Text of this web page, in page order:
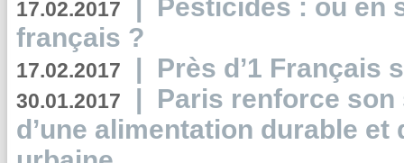
17.02.2017 | Pesticides : où en
français ?
17.02.2017 | Près d’1 Français
30.01.2017 | Paris renforce
d’une alimentation durable et